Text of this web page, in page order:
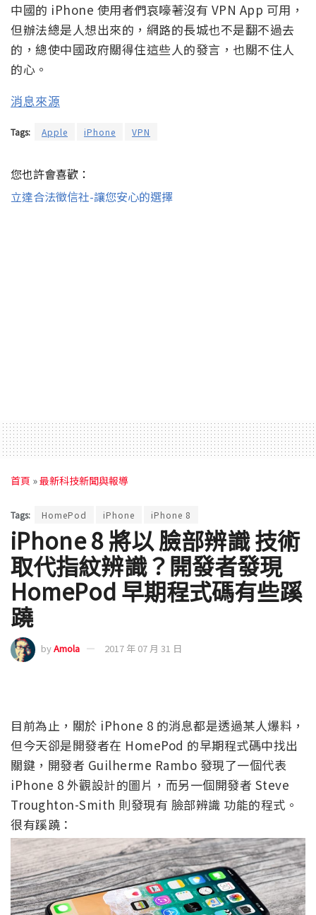
中國的 iPhone 使用者們哀嚎著沒有 VPN App 可用，
但辦法總是人想出來的，網路的長城也不是翻不過去
的，總使中國政府關得住這些人的發言，也關不住人
的心。
消息來源
Tags: Apple iPhone VPN
您也許會喜歡：
立達合法徵信社-讓您安心的選擇
首頁 »最新科技新聞與報導
Tags: HomePod iPhone iPhone 8
iPhone 8 將以 臉部辨識 技術
取代指紋辨識？開發者發現
HomePod 早期程式碼有些蹊
蹺
byAmola 2017 年 07 月 31 日
目前為止，關於 iPhone 8 的消息都是透過某人爆料，
但今天卻是開發者在 HomePod 的早期程式碼中找出
關鍵，開發者 Guilherme Rambo 發現了一個代表
iPhone 8 外觀設計的圖片，而另一個開發者 Steve
Troughton-Smith 則發現有 臉部辨識 功能的程式。
很有蹊蹺：